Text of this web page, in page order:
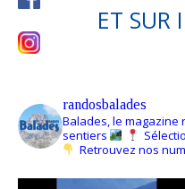
ET SUR
randosbalades
Balades, le magazine
sentiers
Retrouvez nos